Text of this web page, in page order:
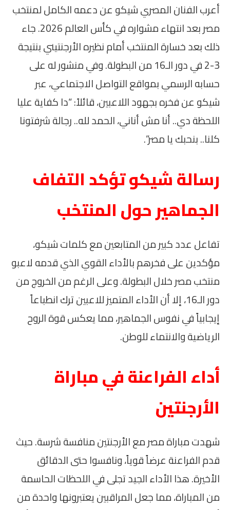
أعرب الفنان المصري شيكو عن دعمه الكامل لمنتخب
مصر بعد انتهاء مشواره في كأس العالم 2026. جاء
ذلك بعد خسارة المنتخب أمام نظيره الأرجنتيني بنتيجة
3-2 في دور الـ16 من البطولة. وفي منشور له على
حسابه الرسمي بمواقع التواصل الاجتماعي، عبر
شيكو عن فخره بجهود اللاعبين، قائلاً: “دا كفاية عليا
اللحظة دي.. أنا مش أناني، الحمد لله.. رجالة شرفتونا
كلنا.. بنحبك يا مصر”.
رسالة شيكو تؤكد التفاف
الجماهير حول المنتخب
تفاعل عدد كبير من المتابعين مع كلمات شيكو،
مؤكدين على فخرهم بالأداء القوي الذي قدمه لاعبو
منتخب مصر خلال البطولة. وعلى الرغم من الخروج من
دور الـ16، إلا أن الأداء المتميز للاعبين ترك انطباعاً
إيجابياً في نفوس الجماهير، مما يعكس قوة الروح
الرياضية والانتماء للوطن.
أداء الفراعنة في مباراة
الأرجنتين
شهدت مباراة مصر مع الأرجنتين منافسة شرسة. حيث
قدم الفراعنة عرضاً قوياً، ونافسوا حتى الدقائق
الأخيرة. هذا الأداء الجيد تجلى في اللحظات الحاسمة
من المباراة، مما جعل المراقبين يعتبرونها واحدة من